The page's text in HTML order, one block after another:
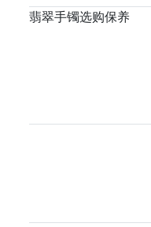
翡翠手镯选购保养